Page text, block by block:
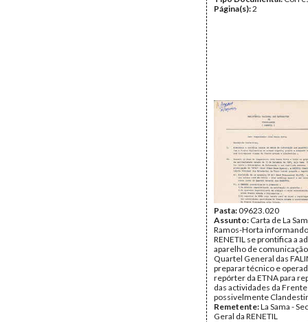
Página(s):2
Pasta:09623.020
Assunto: Carta de La
Ramos-Horta
RENETIL se prontifica a
aparelho de
Quartel General das
preparar técnico e
repórter da ETNA para
das actividades da
possivelmente
Remetente:La Sama -
Geral da RENETIL